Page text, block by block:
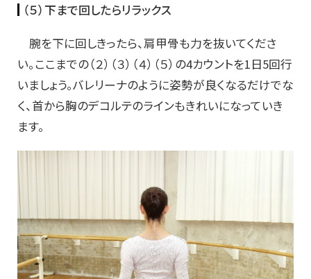
（５）下まで回したらリラックス
腕を下に回しきったら、肩甲骨も力を抜いてくださ
い。ここまでの（２）（３）（４）（５）の4カウントを1日5回行
いましょう。バレリーナのように姿勢が良くなるだけでな
く、首から胸のデコルテのラインもきれいになっていき
ます。